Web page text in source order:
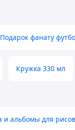
Подарок фанату
Кружка 330 мл
и альбомы для